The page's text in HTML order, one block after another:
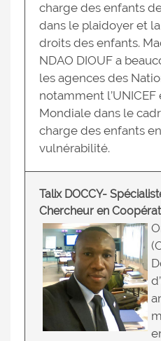
charge des enfants
dans le plaidoyer et
droits des enfants.
NDAO DIOUF a
les agences des
notamment l’UNICEF
Mondiale dans le
charge des enfants
vulnérabilité.
Talix DOCCY-
Chercheur en